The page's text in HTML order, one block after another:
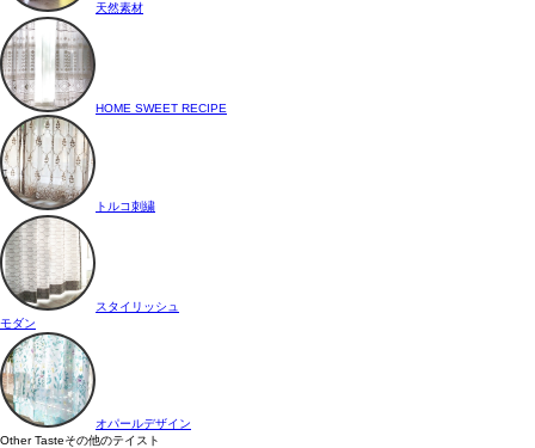
天然素材
HOME SWEET RECIPE
トルコ刺繍
スタイリッシュ
モダン
オパールデザイン
Other Tasteその他のテイスト